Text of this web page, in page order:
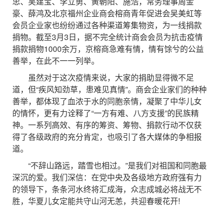
豪、薛鸿及北京福州企业商会榕商青年促进会吴美虹等
会员企业家也纷纷通过各种渠道筹集物资，为一线捐款
捐物。截至3月3日，据不完全统计商会会员为抗击疫情
捐款捐物1000余万，京榕商急难有情，情有馀兮的公益
善举，在此不一一列举。
虽然对于这次疫情来说，大家的捐助显得微不足
道，但“疾风知劲草，患难见真情”。商会企业家们的种种
善举，都体现了血浓于水的同胞亲情，凝聚了中华儿女
的情怀，更有力诠释了“一方有难、八方支援”的民族精
神。一系列高效、有序的筹资、筹物、捐款行动不仅获
得了各级政府的充分肯定，也吸引了各大媒体的争相报
道。
“不辞山路远，踏雪也相过。”是我们对祖国和同胞最
深沉的爱。我们深信：在党中央及各级地方政府强有力
的领导下，条条河水终将汇成海，众志成城必将战无不
胜，华夏儿女定能共守山河无恙，共迎春暖花开!